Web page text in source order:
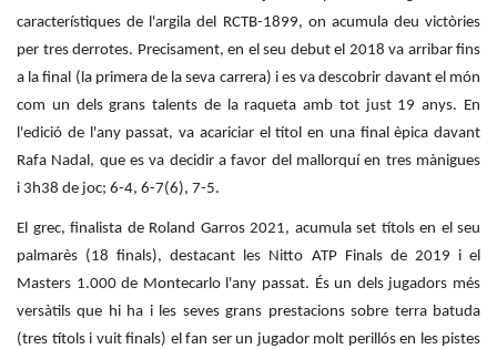
Escuela de
tenis
Next Gen
Palmarés
equipos
Leyendas
profesionales
Competiciones
Campeonato
Social de Tenis
característiques de l'argila del RCTB-1899, on acumula deu victòries
per tres derrotes. Precisament, en el seu debut el 2018 va arribar fins
a la final (la primera de la seva carrera) i es va descobrir davant el món
com un dels grans talents de la raqueta amb tot just 19 anys. En
l'edició de l'any passat, va acariciar el títol en una final èpica davant
Rafa Nadal, que es va decidir a favor del mallorquí en tres mànigues
i 3h38 de joc; 6-4, 6-7(6), 7-5.
El grec, finalista de Roland Garros 2021, acumula set títols en el seu
palmarès (18 finals), destacant les Nitto ATP Finals de 2019 i el
Masters 1.000 de Montecarlo l'any passat. És un dels jugadors més
versàtils que hi ha i les seves grans prestacions sobre terra batuda
(tres títols i vuit finals) el fan ser un jugador molt perillós en les pistes